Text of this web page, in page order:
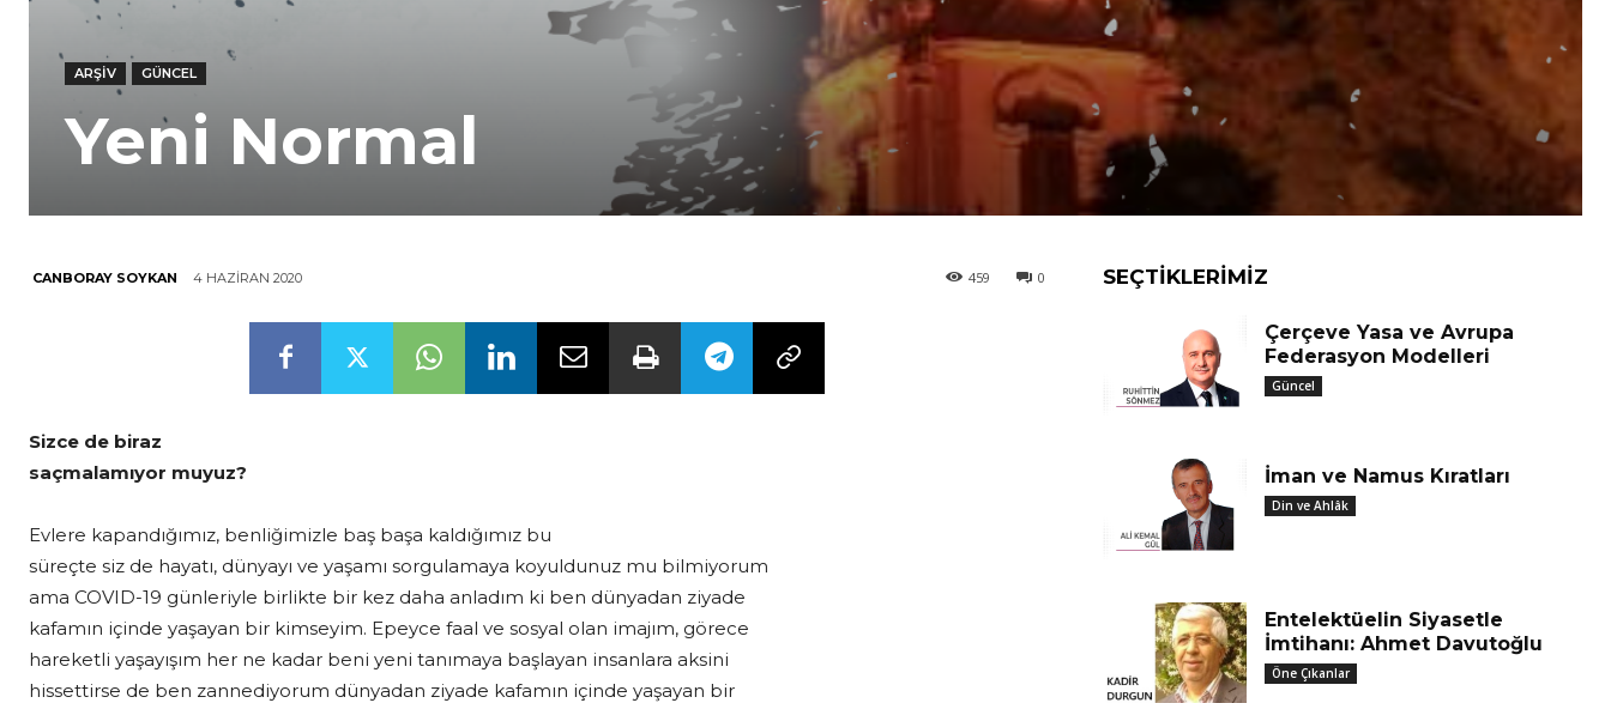
ARŞIV GÜNCEL
Yeni Normal
CANBORAY SOYKAN 4 HAZIRAN 2020 0
459
Sizce de biraz
saçmalamıyor muyuz?
Evlere kapandığımız, benliğimizle baş başa kaldığımız bu
süreçte siz de hayatı, dünyayı ve yaşamı sorgulamaya koyuldunuz mu bilmiyorum
ama COVID-19 günleriyle birlikte bir kez daha anladım ki ben dünyadan ziyade
kafamın içinde yaşayan bir kimseyim. Epeyce faal ve sosyal olan imajım, görece
hareketli yaşayışım her ne kadar beni yeni tanımaya başlayan insanlara aksini
hissettirse de ben zannediyorum dünyadan ziyade kafamın içinde yaşayan bir
SEÇTIKLERIMIZ
Çerçeve Yasa ve Avrupa
Federasyon Modelleri
Güncel
İman ve Namus Kıratları
Din ve Ahlâk
Entelektüelin Siyasetle
İmtihanı: Ahmet Davutoğlu
Öne Çıkanlar